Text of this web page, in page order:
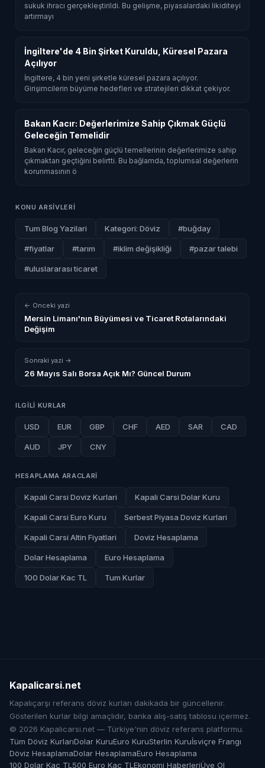
sukuk ihracı gerçekleştirildi. Bu gelişme, piyasalardaki likiditeyi
artırmayı
İngiltere'de 4 Bin Şirket Kuruldu, Küresel Pazara
Açılıyor
İngiltere, 4 bin yeni şirketle küresel pazara açılıyor.
Girişimcilerin büyüme hedefleri ve stratejileri dikkat çekiyor.
Bakan Kacır: Değerlerimize Sahip Çıkmak Güçlü
Geleceğin Temelidir
Bakan Kacır, geleceğin güçlü temellerinin değerlerimize sahip
çıkmaktan geçtiğini belirtti. Bu bağlamda, toplumsal değerlerin
korunmasının ö
KONU ARSIVLERI
Tum Blog Yazilari Kategori: Döviz #buğday
#fiyatlar #tarım #iklim değişikliği #pazar talebi
#uluslararası ticaret
← Onceki yazi
Mersin Limanı'nın Büyümesi ve Ticaret Rotalarındaki
Değişim
Sonraki yazi →
26 Mayıs Salı Borsa Açık Mı? Güncel Durum
ILGILI KURLAR
USD EUR GBP CHF AED SAR CAD
AUD JPY CNY
HESAPLAMA ARACLARI
Kapali Carsi Doviz Kurlari Kapali Carsi Dolar Kuru
Kapali Carsi Euro Kuru Serbest Piyasa Doviz Kurlari
Kapali Carsi Altin Fiyatlari Doviz Hesaplama
Dolar Hesaplama Euro Hesaplama
100 Dolar Kac TL Tum Kurlar
Kapalicarsi.net
Kapalıçarşı referans döviz kurları dakikada bir güncellenir.
Gösterilen kurlar bilgi amaçlıdır, banka alış-satış tablosu içermez.
© 2026 Kapalicarsi.net — Türkiye'nin döviz referans platformu.
Tüm Döviz KurlarıDolar KuruEuro KuruSterlin Kuruİsviçre Frangı
Döviz HesaplamaDolar HesaplamaEuro Hesaplama
100 Dolar Kaç TL 500 Euro Kaç TL Ekonomi HaberleriÜye Ol